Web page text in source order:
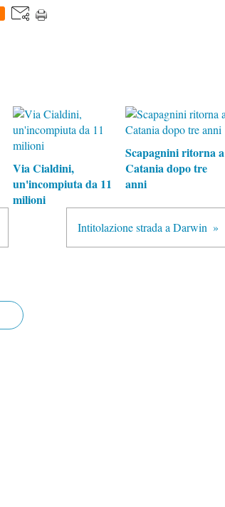
Via Cialdini,
un'incompiuta da 11
milioni
Scapagnini ritorna a
Catania dopo tre
anni
Intitolazione strada a Darwin